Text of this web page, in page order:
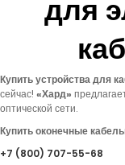
для
Купить устройства для
сейчас! «Хард»
оптической сети.
Купить оконечные
+7 (800) 707-55-68